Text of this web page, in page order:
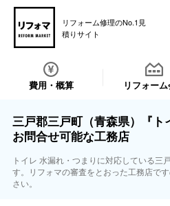
リフォーム修理のNo.1見
積りサイト
費用・概算 リフォー
三戸郡三戸町（青森県）『ト
お問合せ可能な工務店
トイレ 水漏れ・つまりに対応している三
す。リフォマの審査をとおった工務店で
さい。